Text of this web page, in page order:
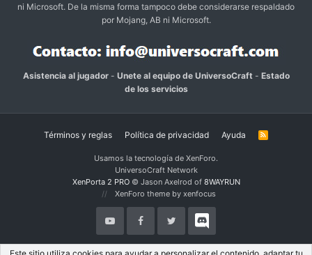
ni Microsoft. De la misma forma tampoco debe considerarse respaldado
por Mojang, AB ni Microsoft.
Asistencia al jugador- Unete al equipo de UniversoCraft - Estado
de los servicios
Términos y reglas Política de privacidad Ayuda
R
Usamos la tecnología de XenForo.
UniversoCraft Network
XenPorta 2 PRO© Jason Axelrod of 8WAYRUN
XenForo theme by xenfocus